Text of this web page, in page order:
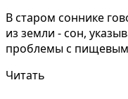
В старом соннике
из земли - сон,
проблемы с
Читать